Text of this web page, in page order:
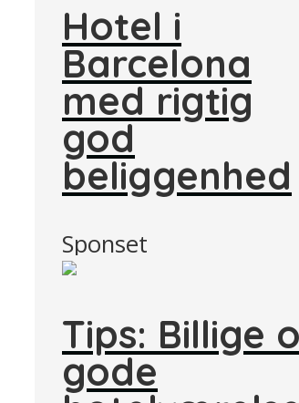
Hotel i
Barcelona
med rigtig
god
beliggenhed
Sponset
Tips: Billige
gode